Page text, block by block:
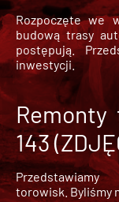
Rozpoczęte we
budową trasy
postępują.
inwestycji.
143
torowisk. Byliśmy